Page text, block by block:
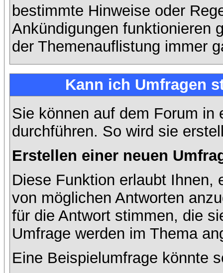
bestimmte Hinweise oder
Ankündigungen funktionieren
der Themenauflistung immer
Kann ich Umfragen
Sie können auf dem Forum in
durchführen. So wird sie
Erstellen einer neuen
Diese Funktion erlaubt Ihnen,
von möglichen Antworten
für die Antwort stimmen, die
Umfrage werden im Thema
Eine Beispielumfrage könnte